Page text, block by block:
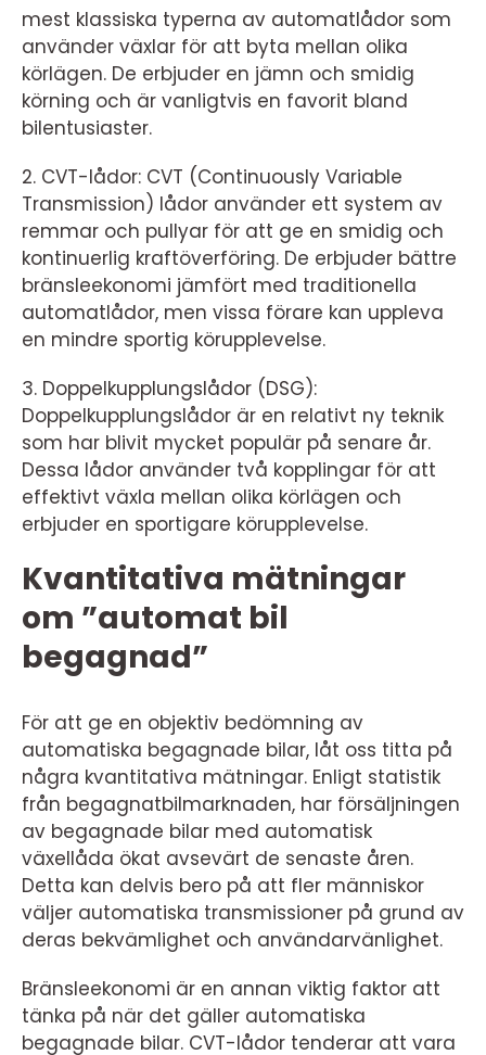
mest klassiska typerna av automatlådor som
använder växlar för att byta mellan olika
körlägen. De erbjuder en jämn och smidig
körning och är vanligtvis en favorit bland
bilentusiaster.
2. CVT-lådor: CVT (Continuously Variable
Transmission) lådor använder ett system av
remmar och pullyar för att ge en smidig och
kontinuerlig kraftöverföring. De erbjuder bättre
bränsleekonomi jämfört med traditionella
automatlådor, men vissa förare kan uppleva
en mindre sportig körupplevelse.
3. Doppelkupplungslådor (DSG):
Doppelkupplungslådor är en relativt ny teknik
som har blivit mycket populär på senare år.
Dessa lådor använder två kopplingar för att
effektivt växla mellan olika körlägen och
erbjuder en sportigare körupplevelse.
Kvantitativa mätningar
om ”automat bil
begagnad”
För att ge en objektiv bedömning av
automatiska begagnade bilar, låt oss titta på
några kvantitativa mätningar. Enligt statistik
från begagnatbilmarknaden, har försäljningen
av begagnade bilar med automatisk
växellåda ökat avsevärt de senaste åren.
Detta kan delvis bero på att fler människor
väljer automatiska transmissioner på grund av
deras bekvämlighet och användarvänlighet.
Bränsleekonomi är en annan viktig faktor att
tänka på när det gäller automatiska
begagnade bilar. CVT-lådor tenderar att vara